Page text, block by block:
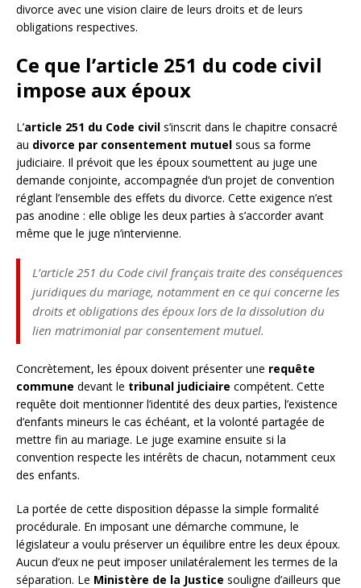
divorce avec une vision claire de leurs droits et de leurs
obligations respectives.
Ce que l’article 251 du code civil
impose aux époux
L’article 251 du Code civil s’inscrit dans le chapitre consacré
au divorce par consentement mutuel sous sa forme
judiciaire. Il prévoit que les époux soumettent au juge une
demande conjointe, accompagnée d’un projet de convention
réglant l’ensemble des effets du divorce. Cette exigence n’est
pas anodine : elle oblige les deux parties à s’accorder avant
même que le juge n’intervienne.
L’article 251 du Code civil français traite des conséquences
juridiques du mariage, notamment en ce qui concerne les
droits et obligations des époux lors de la dissolution du
lien matrimonial par consentement mutuel.
Concrètement, les époux doivent présenter une requête
commune devant le tribunal judiciaire compétent. Cette
requête doit mentionner l’identité des deux parties, l’existence
d’enfants mineurs le cas échéant, et la volonté partagée de
mettre fin au mariage. Le juge examine ensuite si la
convention respecte les intérêts de chacun, notamment ceux
des enfants.
La portée de cette disposition dépasse la simple formalité
procédurale. En imposant une démarche commune, le
législateur a voulu préserver un équilibre entre les deux époux.
Aucun d’eux ne peut imposer unilatéralement les termes de la
séparation. Le Ministère de la Justice souligne d’ailleurs que